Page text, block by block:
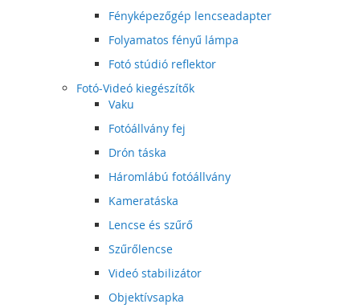
Fényképezőgép lencseadapter
Folyamatos fényű lámpa
Fotó stúdió reflektor
Fotó-Videó kiegészítők
Vaku
Fotóállvány fej
Drón táska
Háromlábú fotóállvány
Kameratáska
Lencse és szűrő
Szűrőlencse
Videó stabilizátor
Objektívsapka